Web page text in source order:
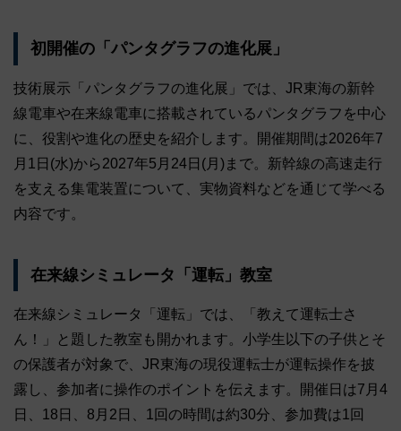
初開催の「パンタグラフの進化展」
技術展示「パンタグラフの進化展」では、JR東海の新幹
線電車や在来線電車に搭載されているパンタグラフを中心
に、役割や進化の歴史を紹介します。開催期間は2026年7
月1日(水)から2027年5月24日(月)まで。新幹線の高速走行
を支える集電装置について、実物資料などを通じて学べる
内容です。
在来線シミュレータ「運転」教室
在来線シミュレータ「運転」では、「教えて運転士さ
ん！」と題した教室も開かれます。小学生以下の子供とそ
の保護者が対象で、JR東海の現役運転士が運転操作を披
露し、参加者に操作のポイントを伝えます。開催日は7月4
日、18日、8月2日、1回の時間は約30分、参加費は1回